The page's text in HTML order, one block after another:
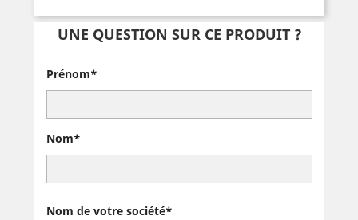
UNE QUESTION SUR CE PRODUIT ?
Prénom*
Nom*
Nom de votre société*